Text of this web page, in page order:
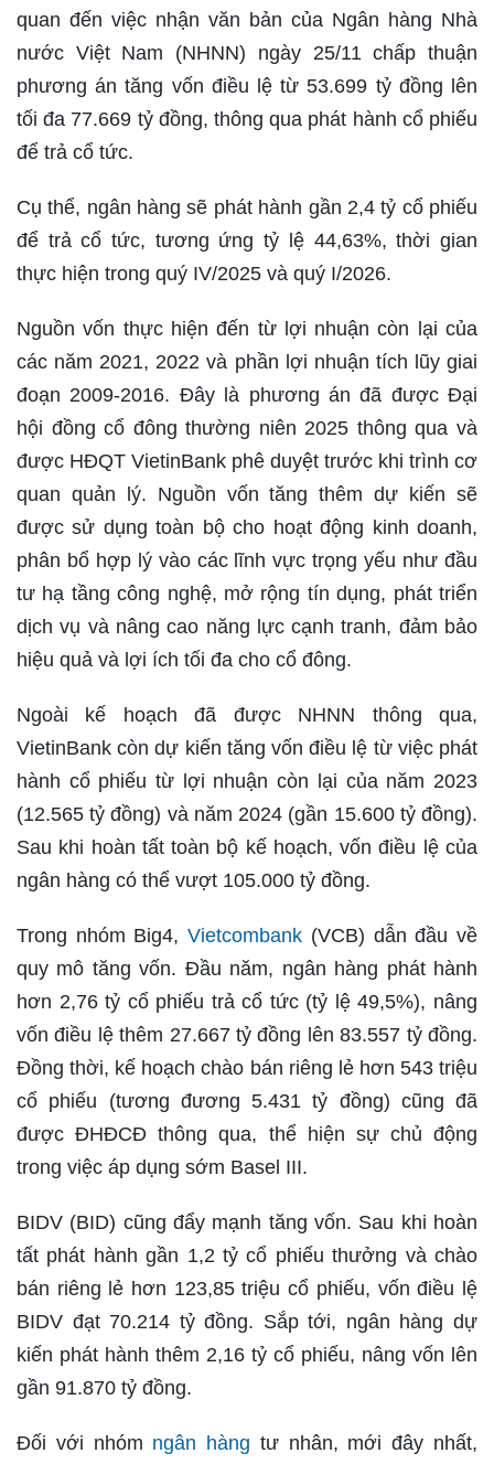
quan đến việc nhận văn bản của Ngân hàng Nhà
nước Việt Nam (NHNN) ngày 25/11 chấp thuận
phương án tăng vốn điều lệ từ 53.699 tỷ đồng lên
tối đa 77.669 tỷ đồng, thông qua phát hành cổ phiếu
để trả cổ tức.
Cụ thể, ngân hàng sẽ phát hành gần 2,4 tỷ cổ phiếu
để trả cổ tức, tương ứng tỷ lệ 44,63%, thời gian
thực hiện trong quý IV/2025 và quý I/2026.
Nguồn vốn thực hiện đến từ lợi nhuận còn lại của
các năm 2021, 2022 và phần lợi nhuận tích lũy giai
đoạn 2009-2016. Đây là phương án đã được Đại
hội đồng cổ đông thường niên 2025 thông qua và
được HĐQT VietinBank phê duyệt trước khi trình cơ
quan quản lý. Nguồn vốn tăng thêm dự kiến sẽ
được sử dụng toàn bộ cho hoạt động kinh doanh,
phân bổ hợp lý vào các lĩnh vực trọng yếu như đầu
tư hạ tầng công nghệ, mở rộng tín dụng, phát triển
dịch vụ và nâng cao năng lực cạnh tranh, đảm bảo
hiệu quả và lợi ích tối đa cho cổ đông.
Ngoài kế hoạch đã được NHNN thông qua,
VietinBank còn dự kiến tăng vốn điều lệ từ việc phát
hành cổ phiếu từ lợi nhuận còn lại của năm 2023
(12.565 tỷ đồng) và năm 2024 (gần 15.600 tỷ đồng).
Sau khi hoàn tất toàn bộ kế hoạch, vốn điều lệ của
ngân hàng có thể vượt 105.000 tỷ đồng.
Trong nhóm Big4,Vietcombank (VCB) dẫn đầu về
quy mô tăng vốn. Đầu năm, ngân hàng phát hành
hơn 2,76 tỷ cổ phiếu trả cổ tức (tỷ lệ 49,5%), nâng
vốn điều lệ thêm 27.667 tỷ đồng lên 83.557 tỷ đồng.
Đồng thời, kế hoạch chào bán riêng lẻ hơn 543 triệu
cổ phiếu (tương đương 5.431 tỷ đồng) cũng đã
được ĐHĐCĐ thông qua, thể hiện sự chủ động
trong việc áp dụng sớm Basel III.
BIDV (BID) cũng đẩy mạnh tăng vốn. Sau khi hoàn
tất phát hành gần 1,2 tỷ cổ phiếu thưởng và chào
bán riêng lẻ hơn 123,85 triệu cổ phiếu, vốn điều lệ
BIDV đạt 70.214 tỷ đồng. Sắp tới, ngân hàng dự
kiến phát hành thêm 2,16 tỷ cổ phiếu, nâng vốn lên
gần 91.870 tỷ đồng.
Đối với nhóm ngân hàng tư nhân, mới đây nhất,